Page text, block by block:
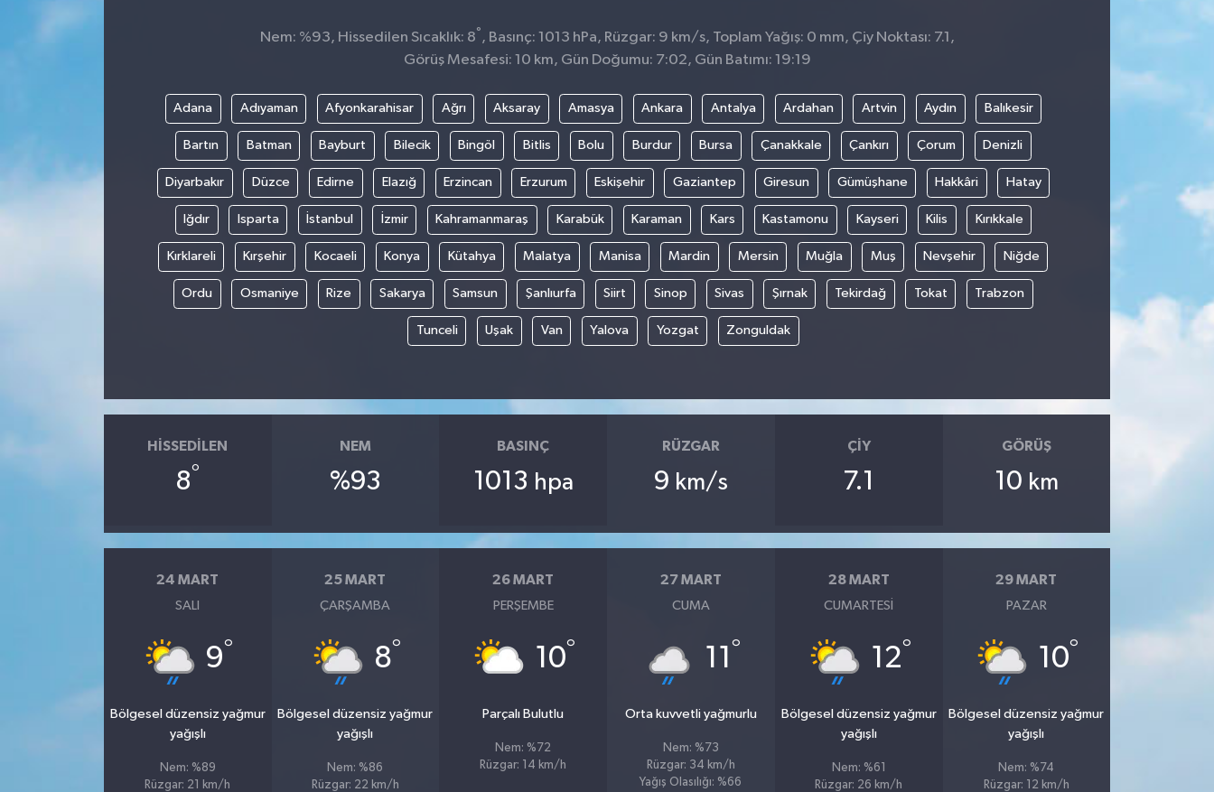
Nem: %93, Hissedilen Sıcaklık: 8° , Basınç: 1013 hPa, Rüzgar: 9 km/s, Toplam Yağış: 0 mm, Çiy Noktası: 7.1,
Görüş Mesafesi: 10 km, Gün Doğumu: 7:02, Gün Batımı: 19:19
Adana Adıyaman Afyonkarahisar Ağrı Aksaray Amasya Ankara Antalya Ardahan Artvin Aydın Balıkesir
Bartın Batman Bayburt Bilecik Bingöl Bitlis Bolu Burdur Bursa Çanakkale Çankırı Çorum Denizli
Diyarbakır Düzce Edirne Elazığ Erzincan Erzurum Eskişehir Gaziantep Giresun Gümüşhane Hakkâri Hatay
Iğdır Isparta İstanbul İzmir Kahramanmaraş Karabük Karaman Kars Kastamonu Kayseri Kilis Kırıkkale
Kırklareli Kırşehir Kocaeli Konya Kütahya Malatya Manisa Mardin Mersin Muğla Muş Nevşehir Niğde
Ordu Osmaniye Rize Sakarya Samsun Şanlıurfa Siirt Sinop Sivas Şırnak Tekirdağ Tokat Trabzon
Tunceli Uşak Van Yalova Yozgat Zonguldak
HISSEDILEN
8°
NEM
%93
BASINÇ
1013 hpa
RÜZGAR
9 km/s
ÇIY
7.1
GÖRÜŞ
10 km
24 MART
SALI
9°
Bölgesel düzensiz yağmur
yağışlı
Nem: %89
Rüzgar: 21 km/h
25 MART
ÇARŞAMBA
8°
Bölgesel düzensiz yağmur
yağışlı
Nem: %86
Rüzgar: 22 km/h
26 MART
PERŞEMBE
10°
Parçalı Bulutlu
Nem: %72
Rüzgar: 14 km/h
27 MART
CUMA
11 °
Orta kuvvetli yağmurlu
Nem: %73
Rüzgar: 34 km/h
Yağış Olasılığı: %66
28 MART
CUMARTESI
12°
Bölgesel düzensiz yağmur
yağışlı
Nem: %61
Rüzgar: 26 km/h
29 MART
PAZAR
10°
Bölgesel düzensiz yağmur
yağışlı
Nem: %74
Rüzgar: 12 km/h